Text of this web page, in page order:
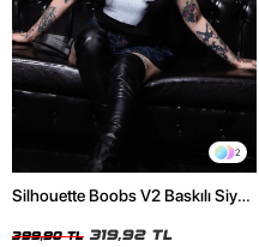
2
Silhouette Boobs V2 Baskılı Siyah
399,90 TL 319,92 TL